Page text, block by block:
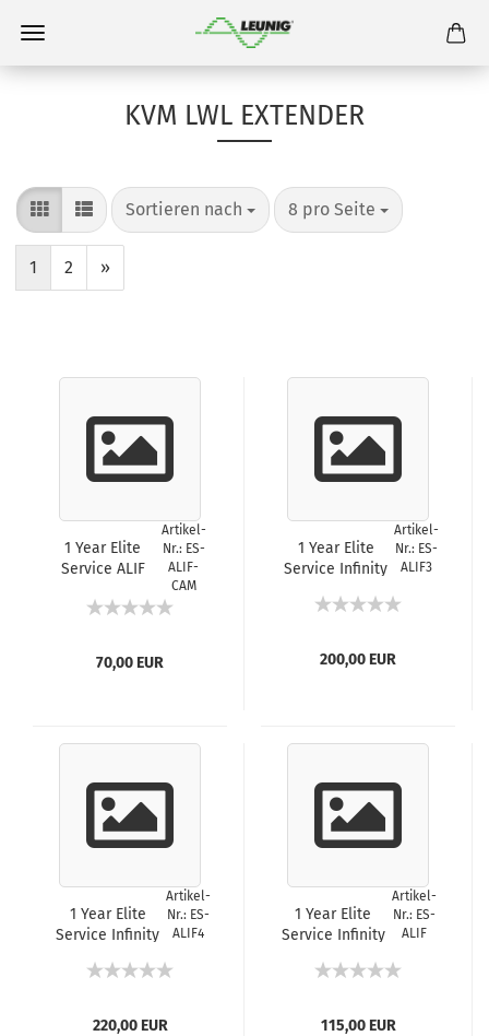
KVM LWL EXTENDER
Sortieren nach 8 pro Seite
1 2 »
1 Year Elite
Service ALIF
Transmitter
Artikel-
Nr.: ES-
ALIF-
CAM
70,00 EUR
1 Year Elite
Service Infinity
Endpoint
Artikel-
Nr.: ES-
ALIF3
200,00 EUR
1 Year Elite
Service Infinity
Endpoint
Artikel-
Nr.: ES-
ALIF4
220,00 EUR
1 Year Elite
Service Infinity
Artikel-
Nr.: ES-
ALIF
115,00 EUR